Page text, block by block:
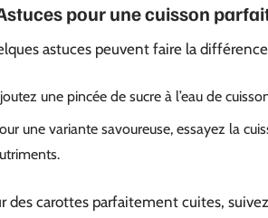
pour une cuisson
astuces peuvent faire la
une pincée de sucre à l’eau de
une variante savoureuse, essayez la
des carottes parfaitement cuites,